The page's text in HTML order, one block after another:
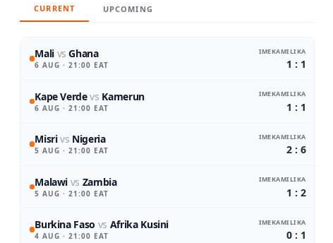
CURRENT UPCOMING
Mali vsGhana
6 AUG · 21:00 EAT
IMEKAMILIKA
1 : 1
Kape Verdevs Kamerun
6 AUG · 21:00 EAT
IMEKAMILIKA
1 : 1
Misrivs Nigeria
5 AUG · 21:00 EAT
IMEKAMILIKA
2 : 6
Malawi vs Zambia
5 AUG · 21:00 EAT
IMEKAMILIKA
1 : 2
Burkina Faso vs Afrika Kusini
4 AUG · 21:00 EAT
IMEKAMILIKA
0 : 1